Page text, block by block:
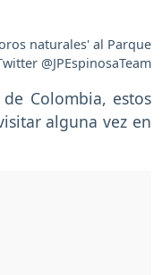
naturales' al Parque
@JPEspinosaTeam
Colombia, estos
alguna vez en